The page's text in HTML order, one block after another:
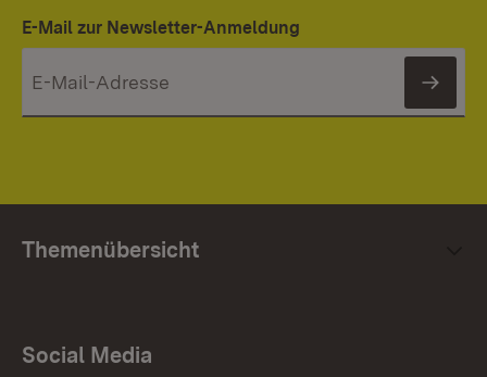
E-Mail zur Newsletter-Anmeldung
Themenübersicht
Social Media